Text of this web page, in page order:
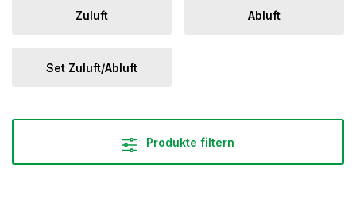
Zuluft Abluft
Set Zuluft/Abluft
Produkte filtern